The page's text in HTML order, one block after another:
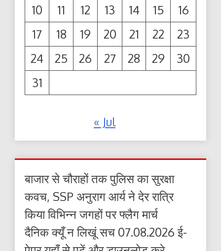
10 11 12 13 14 15
16
17
18 19 20 21 22
23
24
25 26 27 28 29
30
31
« Jul
बाजार से चौराहों तक पुलिस का सुरक्षा
कवच, SSP अनुराग आर्य ने देर रात्रि
किया विभिन्न जगहों पर फ्लैग मार्च
दैनिक क्यूँ न लिखूं सच 07.08.2026 ई-